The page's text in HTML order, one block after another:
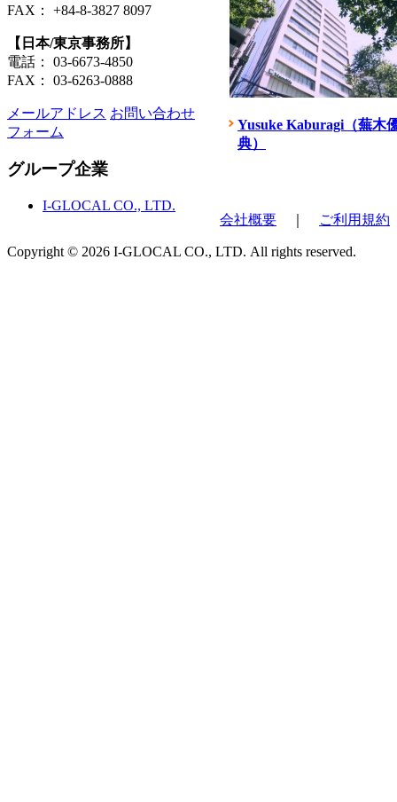
FAX： +84-8-3827 8097
【日本/東京事務所】
電話： 03-6673-4850
FAX： 03-6263-0888
メールアドレス お問い合わせ
フォーム
グループ企業
I-GLOCAL CO., LTD.
Yusuke Kaburagi（蕪木
典）
会社概要 ご利用規約
Copyright © 2026 I-GLOCAL CO., LTD. All rights reserved.